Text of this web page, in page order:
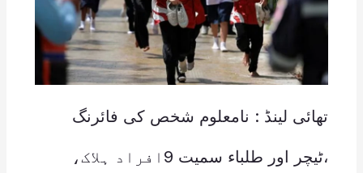
تھائی لینڈ : نامعلوم شخص کی فائرنگ
،ٹیچر اور طلباء سمیت 9افراد ہلاک،